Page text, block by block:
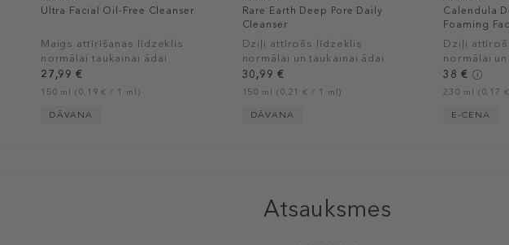
Ultra Facial Oil-Free Cleanser
Maigs attīrīšanas līdzeklis
normālai taukainai ādai
27,99 €
150 ml (0,19 € / 1 ml)
DĀVANA
Rare Earth Deep Pore Daily
Cleanser
Dziļi attīrošs līdzeklis
normālai un taukainai ādai
30,99 €
150 ml (0,21 € / 1 ml)
DĀVANA
Calendula
Foaming
Dziļi
normālai
kliņģerīšu
38 €
230 ml (0,17
E-CENA
Atsauksmes